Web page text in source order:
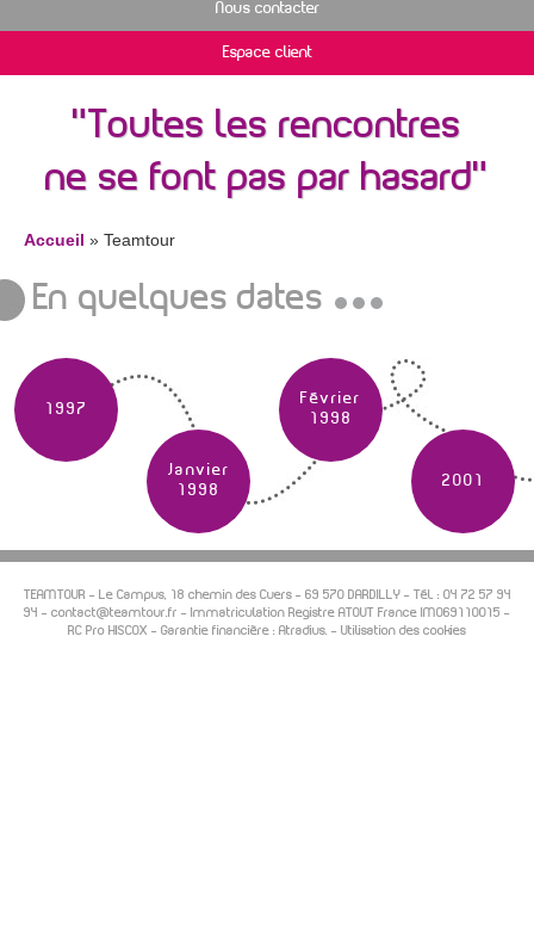
Nous contacter
Espace client
Toutes les rencontres
ne se font pas par hasard
Accueil » Teamtour
En quelques dates
1997
Janvier
1998
Février
1998
2001
TEAMTOUR - Le Campus, 18 chemin des Cuers– 69 570 DARDILLY- Tél. : 04 72 57 94
94 - contact@teamtour.fr - Immatriculation Registre ATOUT France IM069110015 -
RC Pro HISCOX - Garantie financière : Atradius. - Utilisation des cookies